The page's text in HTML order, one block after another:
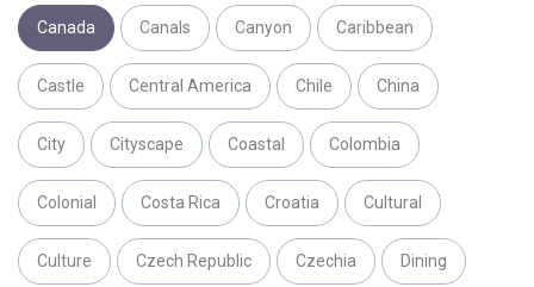
Canada Canals Canyon Caribbean
Castle Central America Chile China
City Cityscape Coastal Colombia
Colonial Costa Rica Croatia Cultural
Culture Czech Republic Czechia Dining